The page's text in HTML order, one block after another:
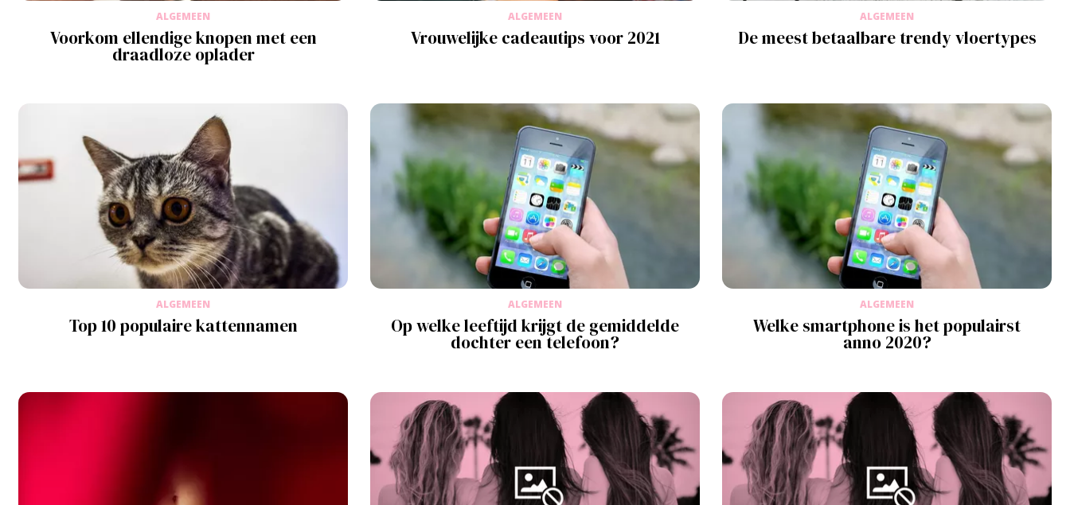
ALGEMEEN
Voorkom ellendige knopen met een
draadloze oplader
ALGEMEEN
Vrouwelijke cadeautips voor 2021
ALGEMEEN
De meest betaalbare trendy vloertypes
ALGEMEEN
Top 10 populaire kattennamen
ALGEMEEN
Op welke leeftijd krijgt de gemiddelde
dochter een telefoon?
ALGEMEEN
Welke smartphone is het populairst
anno 2020?